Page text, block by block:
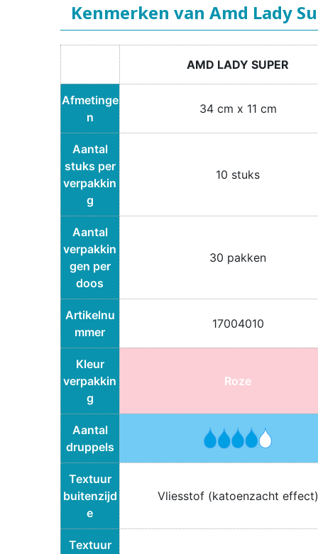
Kenmerken van Amd Lady
AMD LADY SUPER
Afmetinge
n
34 cm x 11 cm
Aantal
stuks per
verpakkin
g
10 stuks
Aantal
verpakkin
gen per
doos
30 pakken
Artikelnu
mmer
17004010
Kleur
verpakkin
g
Roze
Aantal
druppels
Textuur
buitenzijd
e
Vliesstof (katoenzacht effect)
Textuur